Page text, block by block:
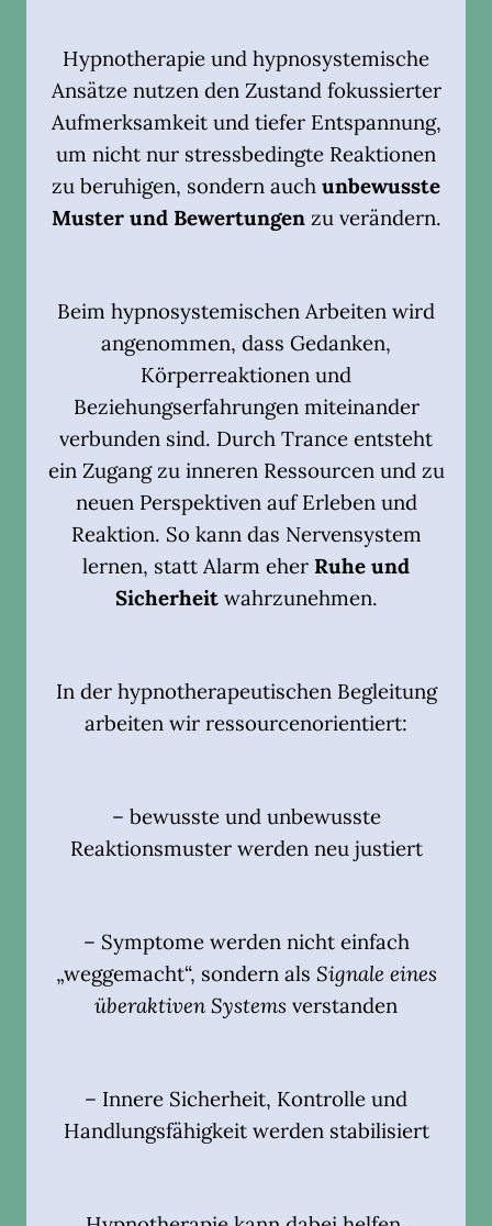
Hypnotherapie und hypnosystemische
Ansätze nutzen den Zustand fokussierter
Aufmerksamkeit und tiefer Entspannung,
um nicht nur stressbedingte Reaktionen
zu beruhigen, sondern auch unbewusste
Muster und Bewertungenzu verändern.
Beim hypnosystemischen Arbeiten wird
angenommen, dass Gedanken,
Körperreaktionen und
Beziehungserfahrungen miteinander
verbunden sind. Durch Trance entsteht
ein Zugang zu inneren Ressourcen und zu
neuen Perspektiven auf Erleben und
Reaktion. So kann das Nervensystem
lernen, statt Alarm eher Ruhe und
Sicherheitwahrzunehmen.
In der hypnotherapeutischen Begleitung
arbeiten wir ressourcenorientiert:
– bewusste und unbewusste
Reaktionsmuster werden neu justiert
– Symptome werden nicht einfach
„weggemacht“, sondern als Signale eines
überaktiven Systems verstanden
– Innere Sicherheit, Kontrolle und
Handlungsfähigkeit werden stabilisiert